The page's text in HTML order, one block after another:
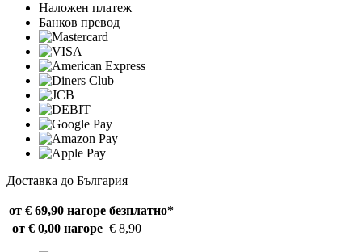
Наложен платеж
Банков превод
Доставка до България
от € 69,90 нагоре безплатно*
от € 0,00 нагоре € 8,90